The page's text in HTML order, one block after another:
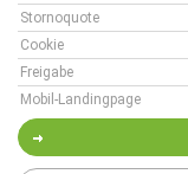
Stornoquote
Cookie
Freigabe
Mobil-Landingpage